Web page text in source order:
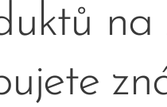
na